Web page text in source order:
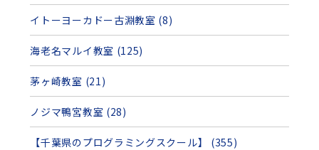
イトーヨーカドー古淵教室 (8)
海老名マルイ教室 (125)
茅ヶ崎教室 (21)
ノジマ鴨宮教室 (28)
【千葉県のプログラミングスクール】 (355)